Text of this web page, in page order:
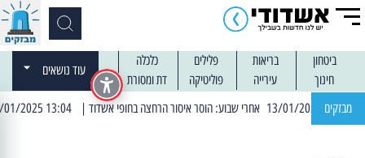
ביטחון בריאות פלילים
כלכלה
חינוך
עירייה פוליטיקה דת ומסורת
עוד נושאים
מבזקים | 13:04 14/01/2025 עובדים בלילות: עבודות קרצוף וריבוד אספלט